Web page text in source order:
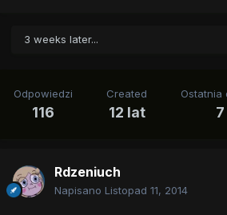
3 weeks later...
Odpowiedzi
116
Created
12 lat
Ostatnia
Rdzeniuch
Napisano Listopad 11, 2014